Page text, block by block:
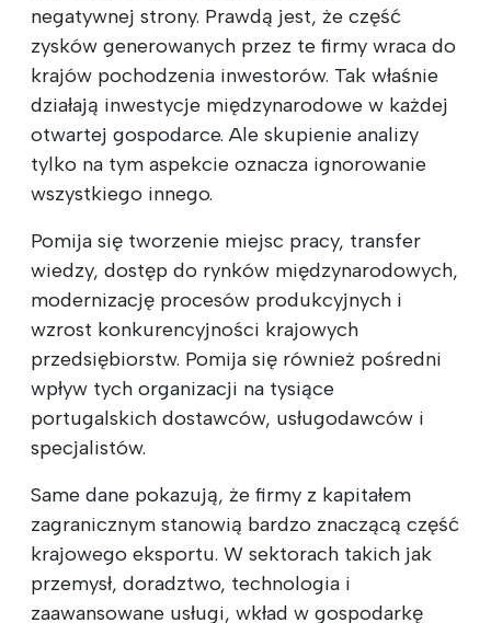
negatywnej strony. Prawdą jest, że część
zysków generowanych przez te firmy wraca do
krajów pochodzenia inwestorów. Tak właśnie
działają inwestycje międzynarodowe w każdej
otwartej gospodarce. Ale skupienie analizy
tylko na tym aspekcie oznacza ignorowanie
wszystkiego innego.
Pomija się tworzenie miejsc pracy, transfer
wiedzy, dostęp do rynków międzynarodowych,
modernizację procesów produkcyjnych i
wzrost konkurencyjności krajowych
przedsiębiorstw. Pomija się również pośredni
wpływ tych organizacji na tysiące
portugalskich dostawców, usługodawców i
specjalistów.
Same dane pokazują, że firmy z kapitałem
zagranicznym stanowią bardzo znaczącą część
krajowego eksportu. W sektorach takich jak
przemysł, doradztwo, technologia i
zaawansowane usługi, wkład w gospodarkę